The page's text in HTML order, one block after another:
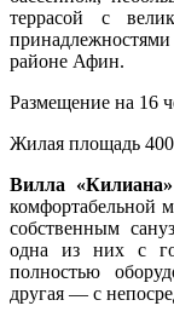
террасой с
районе Афин.
Размещение на 16
Жилая площадь
Вилла «Килиана»
комфортабельной
собственным
одна из них с
полностью
другая — с